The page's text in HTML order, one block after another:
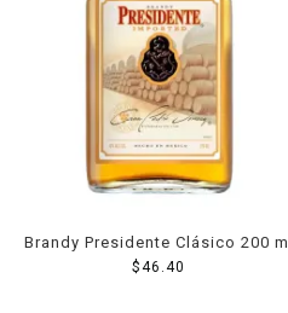
Brandy Presidente Clásico 200 ml
$46.40